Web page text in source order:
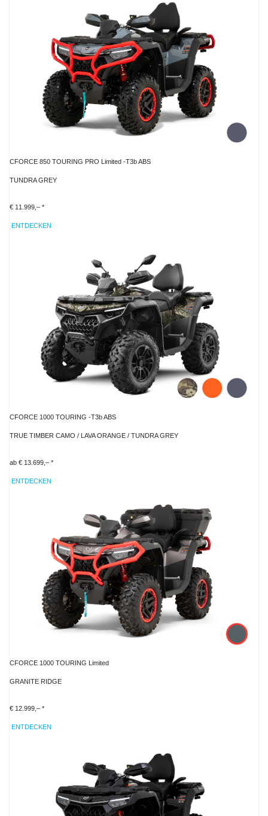
CFORCE 850 TOURING PRO Limited -T3b ABS
TUNDRA GREY
€ 11.999,– *
ENTDECKEN
CFORCE 1000 TOURING -T3b ABS
TRUE TIMBER CAMO / LAVA ORANGE / TUNDRA GREY
ab € 13.699,– *
ENTDECKEN
CFORCE 1000 TOURING Limited
GRANITE RIDGE
€ 12.999,– *
ENTDECKEN